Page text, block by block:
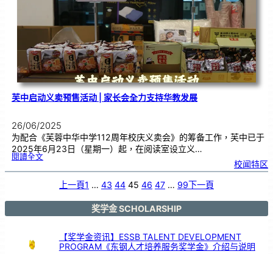
挑
战
纪
录
大
全
芙中启动义卖预售活动 | 家长会全力支持华教发展
26/06/2025
为配合《芙蓉中华中学112周年校庆义卖会》的筹备工作，芙中已于
2025年6月23日（星期一）起，在阅读室设立义…
閱讀全文:芙
启
动
动
|
会
校闻特区
上一頁1 … 43 44 45 46 47 … 99下一頁
奖学金 SCHOLARSHIP
【奖学金资讯】ESSB TALENT DEVELOPMENT
PROGRAM《东钢人才培养服务奖学金》介绍与说明